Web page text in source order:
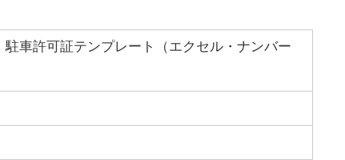
駐車許可証テンプレート（エクセル・ナンバー